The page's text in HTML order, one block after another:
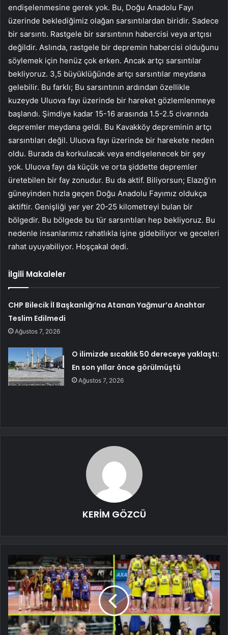
endişelenmesine gerek yok. Bu, Doğu Anadolu Fayı
üzerinde beklediğimiz olağan sarsıntılardan biridir. Sadece
bir sarsıntı. Rastgele bir sarsıntının habercisi veya artçısı
değildir. Aslında, rastgele bir depremin habercisi olduğunu
söylemek için henüz çok erken. Ancak artçı sarsıntılar
bekliyoruz. 3,5 büyüklüğünde artçı sarsıntılar meydana
gelebilir. Bu farklı; Bu sarsıntının ardından özellikle
kuzeyde Uluova fayı üzerinde bir hareket gözlemlenmeye
başlandı. Şimdiye kadar 15-16 arasında 1.5-2.5 civarında
depremler meydana geldi. Bu Kavakköy depreminin artçı
sarsıntıları değil. Uluova fayı üzerinde bir harekete neden
oldu. Burada da korkulacak veya endişelenecek bir şey
yok. Uluova fayı da küçük ve orta şiddette depremler
üretebilen bir fay zonudur. Bu da aktif. Biliyorsun; Elazığ’ın
güneyinden hızla geçen Doğu Anadolu Fayımız oldukça
aktiftir. Genişliği yer yer 20-25 kilometreyi bulan bir
bölgedir. Bu bölgede bu tür sarsıntıları hep bekliyoruz. Bu
nedenle insanlarımız rahatlıkla işine gidebiliyor ve geceleri
rahat uyuyabiliyor. Hoşçakal dedi.
İlgili Makaleler
CHP Bilecik İl Başkanlığı’na Atanan Yağmur’a Anahtar
Teslim Edilmedi
Ağustos 7, 2026
O ilimizde sıcaklık 50 dereceye yaklaştı:
En son yıllar önce görülmüştü
Ağustos 7, 2026
KERİM GÖZCÜ